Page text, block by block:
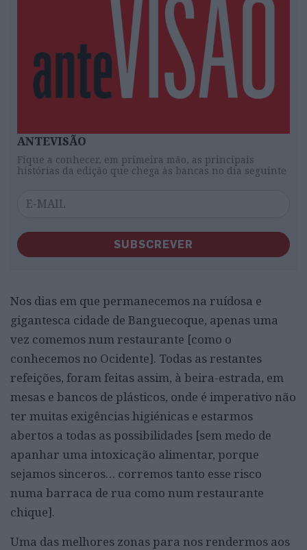
ANTEVISÃO
Fique a conhecer, em primeira mão, as principais
histórias da edição que chega às bancas no dia seguinte
SUBSCREVER
Nos dias em que permanecemos na ruídosa e
gigantesca cidade de Banguecoque, apenas uma
vez comemos num restaurante [como o
conhecemos no Ocidente]. Todas as restantes
refeições, foram feitas assim, à beira-estrada, em
mesas e bancos de plásticos, onde é imperativo não
ter muitas exigências higiénicas e estarmos
abertos a todas as possibilidades [sem medo de
apanhar uma intoxicação alimentar, porque
sejamos sinceros… corremos tanto esse risco
numa barraca de rua como num restaurante
chique].
Uma das melhores zonas para nos rendermos aos